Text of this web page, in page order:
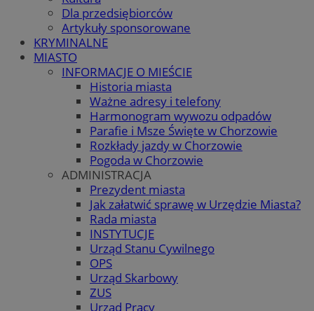
Dla przedsiębiorców
Artykuły sponsorowane
KRYMINALNE
MIASTO
INFORMACJE O MIEŚCIE
Historia miasta
Ważne adresy i telefony
Harmonogram wywozu odpadów
Parafie i Msze Święte w Chorzowie
Rozkłady jazdy w Chorzowie
Pogoda w Chorzowie
ADMINISTRACJA
Prezydent miasta
Jak załatwić sprawę w Urzędzie Miasta?
Rada miasta
INSTYTUCJE
Urząd Stanu Cywilnego
OPS
Urząd Skarbowy
ZUS
Urząd Pracy